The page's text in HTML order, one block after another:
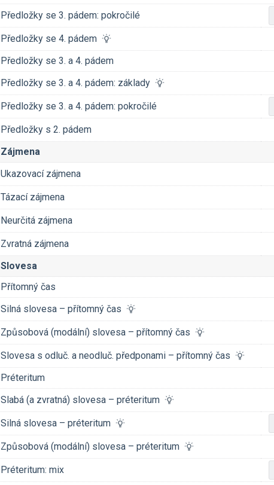
Předložky se 3. pádem: pokročilé
Předložky se 4. pádem
Předložky se 3. a 4. pádem
Předložky se 3. a 4. pádem: základy
Předložky se 3. a 4. pádem: pokročilé
Předložky s 2. pádem
Zájmena
Ukazovací zájmena
Tázací zájmena
Neurčitá zájmena
Zvratná zájmena
Slovesa
Přítomný čas
Silná slovesa – přítomný čas
Způsobová (modální) slovesa – přítomný čas
Slovesa s odluč. a neodluč. předponami – přítomný čas
Préteritum
Slabá (a zvratná) slovesa – préteritum
Silná slovesa – préteritum
Způsobová (modální) slovesa – préteritum
Préteritum: mix